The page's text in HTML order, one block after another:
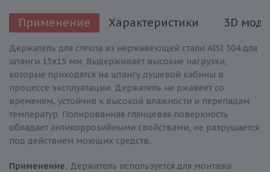
Применение Характеристики 3D
Держатель для стекла из нержавеющей стали AISI 304 для
штанги 15х15 мм. Выдерживает высокие нагрузки,
которые приходятся на штангу душевой кабины в
процессе эксплуатации. Держатель не ржавеет со
временем, устойчив к высокой влажности и перепадам
температур. Полированная глянцевая поверхность
обладает антикоррозийными свойствами, не разрушается
под действием моющих средств.
Применение. Держатель используется для монтажа